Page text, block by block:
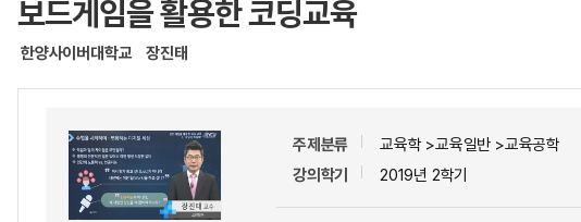
보드게임을 활용한 코딩교육
한양사이버대학교 장진태
주제분류
교육학 >교육일반 >교육공학
강의학기
2019년 2학기